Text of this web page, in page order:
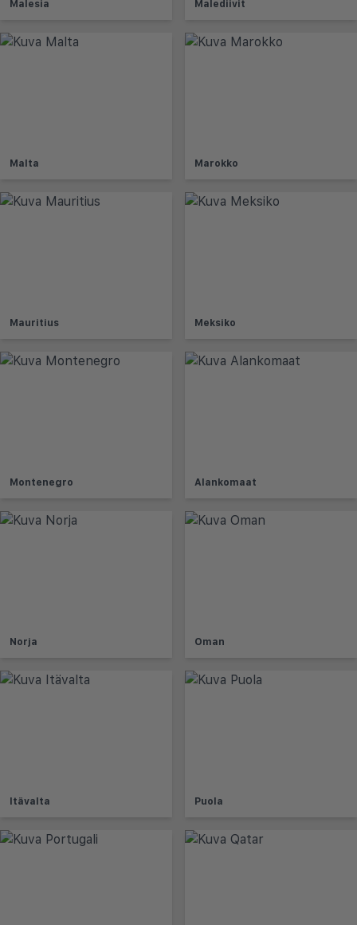
Malesia Malediivit
Malta Marokko
Mauritius Meksiko
Montenegro Alankomaat
Norja Oman
Itävalta Puola